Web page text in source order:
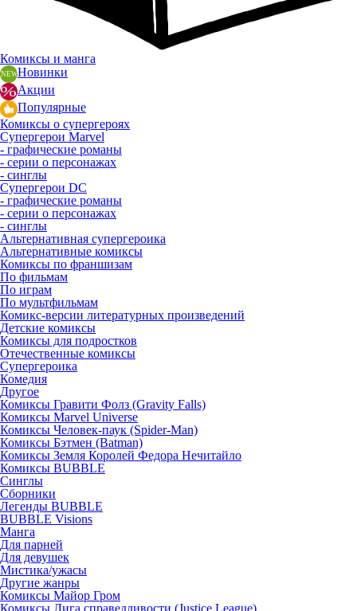
Комиксы и манга
Новинки
Акции
Популярные
Комиксы о супергероях
Супергерои Marvel
- графические романы
- серии о персонажах
- синглы
Супергерои DC
- графические романы
- серии о персонажах
- синглы
Альтернативная супергероика
Альтернативные комиксы
Комиксы по франшизам
По фильмам
По играм
По мультфильмам
Комикс-версии литературных произведений
Детские комиксы
Комиксы для подростков
Отечественные комиксы
Супергероика
Комедия
Другое
Комиксы Гравити Фолз (Gravity Falls)
Комиксы Marvel Universe
Комиксы Человек-паук (Spider-Man)
Комиксы Бэтмен (Batman)
Комиксы Земля Королей Федора Нечитайло
Комиксы BUBBLE
Синглы
Сборники
Легенды BUBBLE
BUBBLE Visions
Манга
Для парней
Для девушек
Мистика/ужасы
Другие жанры
Комиксы Майор Гром
Комиксы Лига справедливости (Justice League)